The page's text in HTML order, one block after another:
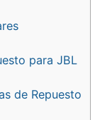
para JBL
de Repuesto